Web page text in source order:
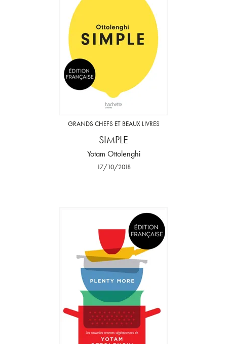
GRANDS CHEFS ET BEAUX LIVRES
SIMPLE
Yotam Ottolenghi
17/10/2018